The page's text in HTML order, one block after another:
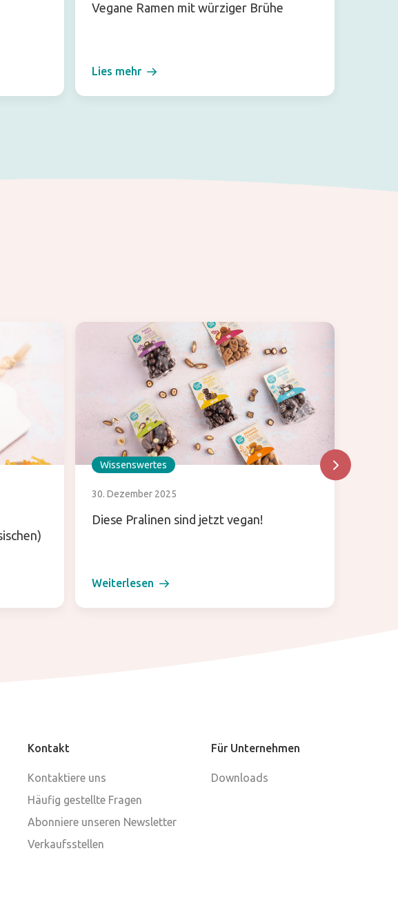
Vegane Ramen mit würziger Brühe
Lies mehr
Wissenswertes
30. Dezember 2025
Diese Pralinen sind jetzt vegan!
Weiterlesen
Kontakt
Kontaktiere uns
Häufig gestellte Fragen
Abonniere unseren Newsletter
Verkaufsstellen
Für Unternehmen
Downloads